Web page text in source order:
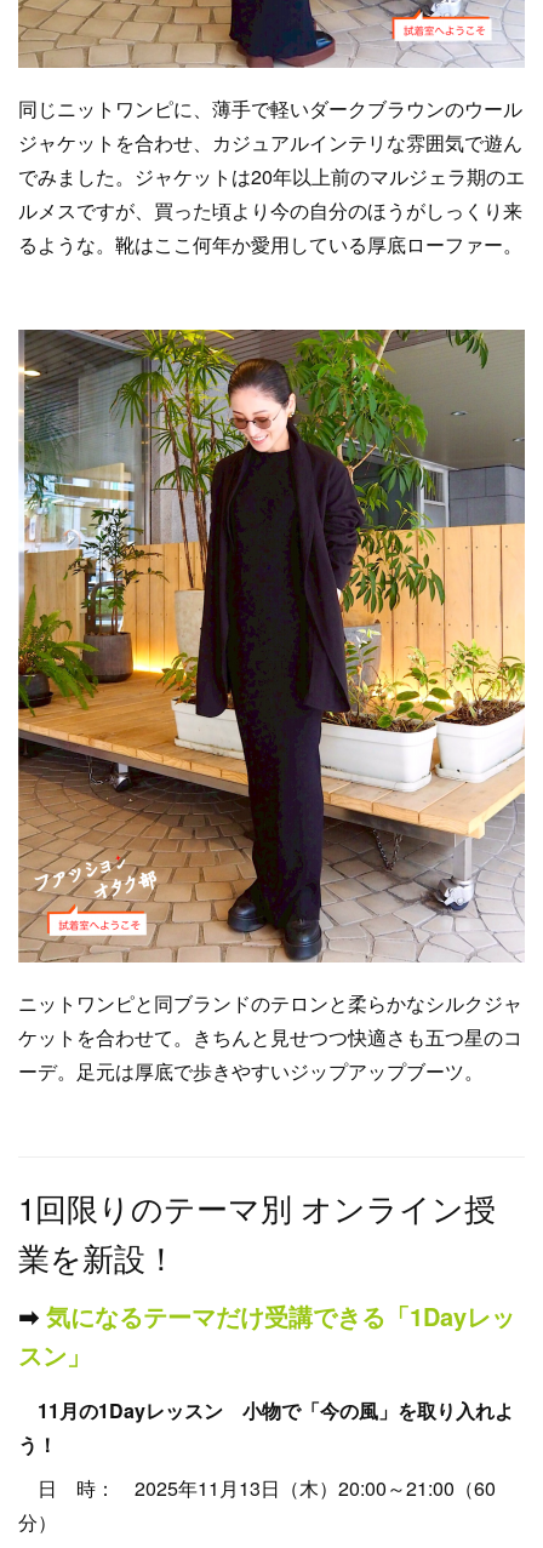
同じニットワンピに、薄手で軽いダークブラウンのウール
ジャケットを合わせ、カジュアルインテリな雰囲気で遊ん
でみました。ジャケットは20年以上前のマルジェラ期のエ
ルメスですが、買った頃より今の自分のほうがしっくり来
るような。靴はここ何年か愛用している厚底ローファー。
ニットワンピと同ブランドのテロンと柔らかなシルクジャ
ケットを合わせて。きちんと見せつつ快適さも五つ星のコ
ーデ。足元は厚底で歩きやすいジップアップブーツ。
1回限りのテーマ別 オンライン授
業を新設！
➡︎ 気になるテーマだけ受講できる「1Dayレッ
スン」
11月の1Dayレッスン
小物で「今の風」を取り入れよ
う！
日 時： 2025年11月13日（木）20:00～21:00（60
分）